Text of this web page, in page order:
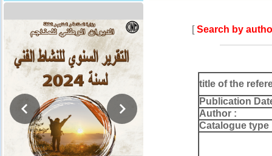
[Search by
title of the
Publication
Author :
Catalogue type